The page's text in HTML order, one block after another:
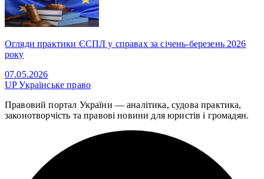
Огляди практики ЄСПЛ у справах за січень-березень 2026
року
07.05.2026
UPУкраїнське право
Правовий портал України — аналітика, судова практика,
законотворчість та правові новини для юристів і громадян.